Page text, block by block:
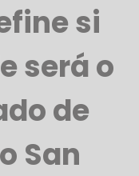
si
será o
de
San